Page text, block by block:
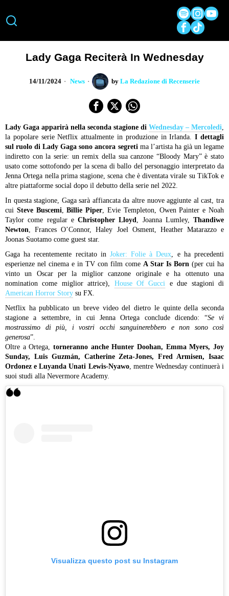
Lady Gaga Reciterà In Wednesday
14/11/2024 News by La Redazione di Recenserie
Lady Gaga apparirà nella seconda stagione di Wednesday – Mercoledi,
la popolare serie Netflix attualmente in produzione in Irlanda.I dettagli
sul ruolo di Lady Gaga sono ancora segretima l’artista ha già un legame
indiretto con la serie: un remix della sua canzone “Bloody Mary” è stato
usato come sottofondo per la scena di ballo del personaggio interpretato da
Jenna Ortega nella prima stagione, scena che è diventata virale su TikTok e
altre piattaforme social dopo il debutto della serie nel 2022.
In questa stagione, Gaga sarà affiancata da altre nuove aggiunte al cast, tra
cui Steve Buscemi,Billie Piper, Evie Templeton, Owen Painter e Noah
Taylor come regular eChristopher Lloyd, Joanna Lumley, Thandiwe
Newton, Frances O’Connor, Haley Joel Osment, Heather Matarazzo e
Joonas Suotamo come guest star.
Gaga ha recentemente recitato in Joker: Folie à Deux, e ha precedenti
esperienze nel cinema e in TV con film come A Star Is Born (per cui ha
vinto un Oscar per la miglior canzone originale e ha ottenuto una
nomination come miglior attrice), House Of Gucci e due stagioni di
American Horror Story su FX.
Netflix ha pubblicato un breve video del dietro le quinte della seconda
stagione a settembre, in cui Jenna Ortega conclude dicendo: “Se vi
mostrassimo di più, i vostri occhi sanguinerebbero e non sono così
generosa”.
Oltre a Ortega, torneranno anche Hunter Doohan, Emma Myers, Joy
Sunday, Luis Guzmán, Catherine Zeta-Jones, Fred Armisen, Isaac
Ordonez e Luyanda Unati Lewis-Nyawo, mentre Wednesday continuerà i
suoi studi alla Nevermore Academy.
Visualizza questo post su Instagram